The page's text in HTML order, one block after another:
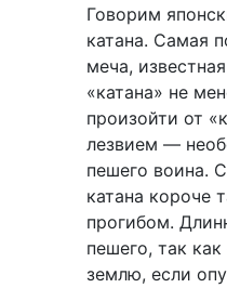
Говорим
катана. Самая
меча,
«катана» не
произойти от
лезвием —
пешего воина.
катана короче
прогибом.
пешего, так
землю, если